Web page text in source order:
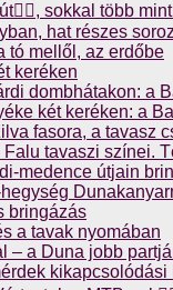
sokkal több
hat részes
tó mellől, az erdőbe
keréken
dombhátakon: a
két keréken: a
fasora, a tavasz
tavaszi színei.
medence útjain
bringázás
a tavak nyomában
– a Duna jobb
kikapcsolódási